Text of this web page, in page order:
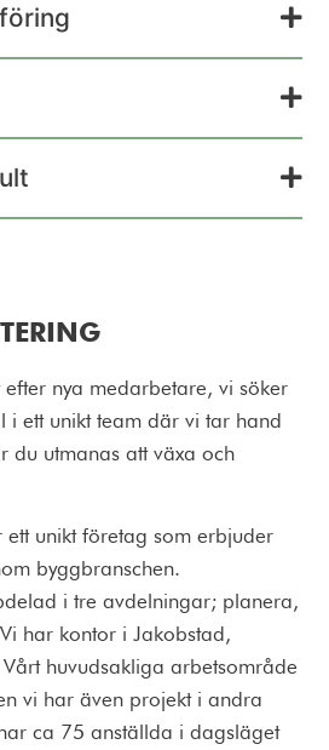
nya medarbetare, vi söker
i ett unikt team där vi tar hand
du utmanas att växa och
ett unikt företag som erbjuder
byggbranschen.
i tre avdelningar; planera,
har kontor i Jakobstad,
huvudsakliga arbetsområde
vi har även projekt i andra
ca 75 anställda i dagsläget